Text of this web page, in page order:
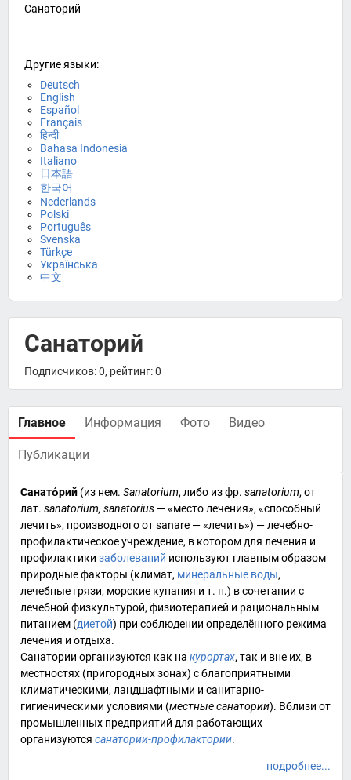
Санаторий
Другие языки:
Deutsch
English
Español
Français
हिन्दी
Bahasa Indonesia
Italiano
日本語
한국어
Nederlands
Polski
Português
Svenska
Türkçe
Українська
中文
Санаторий
Подписчиков: 0, рейтинг: 0
Главное Информация Фото Видео
Публикации
Санато́рий (из нем. Sanatorium, либо изфр. sanatorium, от
лат. sanatorium, sanatorius — «место лечения», «способный
лечить», производного от sanare — «лечить») — лечебно-
профилактическоеучреждение, в котором для лечения и
профилактики заболеваний используют главным образом
природные факторы (климат, минеральные воды,
лечебные грязи, морские купания и т. п.) в сочетании с
лечебной физкультурой, физиотерапией и рациональным
питанием (диетой) при соблюдении определённого режима
лечения и отдыха.
Санатории организуются как на курортах, так и вне их, в
местностях (пригородных зонах) с благоприятными
климатическими, ландшафтными и санитарно-
гигиеническими условиями (местные санатории). Вблизи от
промышленных предприятий для работающих
организуются санатории-профилактории.
подробнее...